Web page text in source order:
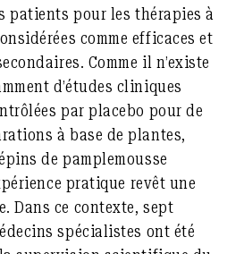
patients pour les thérapies à
comme efficaces et
Comme il n’existe
d’études cliniques
par placebo pour de
à base de plantes,
de pamplemousse
pratique revêt une
Dans ce contexte, sept
spécialistes ont été